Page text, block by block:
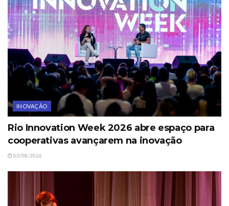
INOVAÇÃO
Rio Innovation Week 2026 abre espaço para
cooperativas avançarem na inovação
03/08/2026